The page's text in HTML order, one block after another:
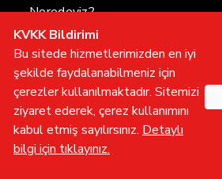
Neredeyiz?
Hesaplarımız
Tüm hakları saklıdır
furkan
hareketi
KVKK Bildirimi
Bu sitede hizmetlerimizden en iyi
şekilde faydalanabilmeniz için
çerezler kullanılmaktadır. Sitemizi
ziyaret ederek, çerez kullanımını
kabul etmiş sayılırsınız. Detaylı
bilgi için tıklayınız.